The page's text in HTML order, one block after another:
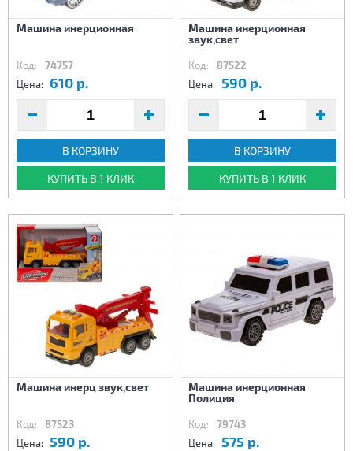
Машина инерционная
Код: 74757
Цена: 610 р.
В КОРЗИНУ
КУПИТЬ В 1 КЛИК
Машина инерционная
звук,свет
Код: 87522
Цена: 590 р.
В КОРЗИНУ
КУПИТЬ В 1 КЛИК
Машина инерц звук,свет
Код: 87523
Цена: 590 р.
Машина инерционная
Полиция
Код: 79743
Цена: 575 р.